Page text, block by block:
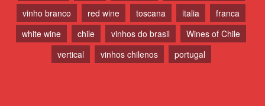
vinho branco
red wine toscana italia
franca
white wine
chile vinhos do brasil
Wines of Chile
vertical
vinhos chilenos portugal